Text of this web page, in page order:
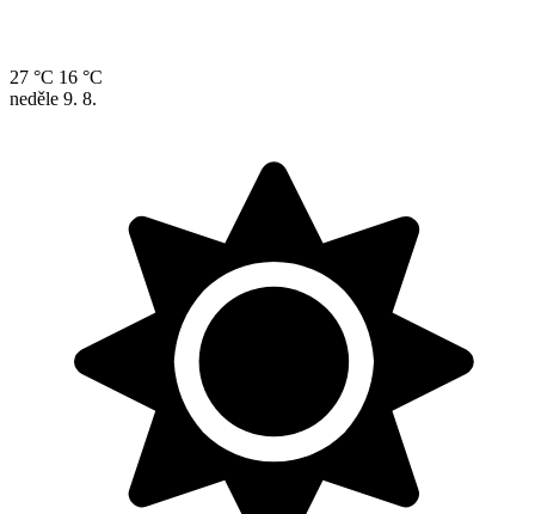
27 °C 16 °C
neděle 9. 8.